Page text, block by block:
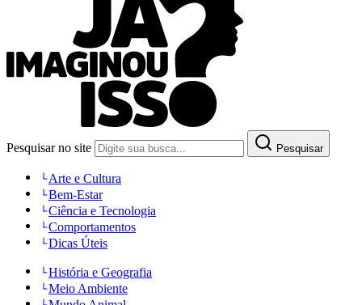
Pesquisar no site Pesquisar
Arte e Cultura
Bem-Estar
Ciência e Tecnologia
Comportamentos
Dicas Úteis
História e Geografia
Meio Ambiente